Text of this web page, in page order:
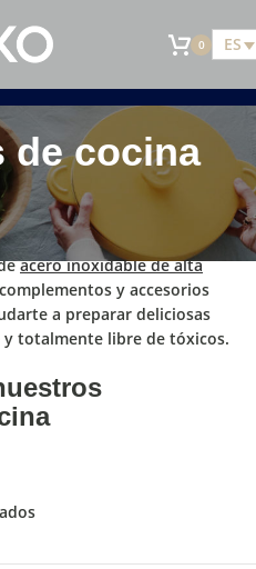
0 ES
de cocina
acero inoxidable de alta
y accesorios
a preparar deliciosas
y totalmente libre de tóxicos.